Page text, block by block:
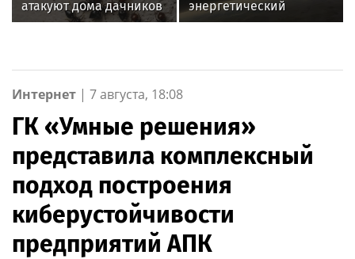
атакуют дома дачников
энергетический
переворот: что
Интернет | 7 августа, 18:08
ГК «Умные решения»
представила комплексный
подход построения
киберустойчивости
предприятий АПК